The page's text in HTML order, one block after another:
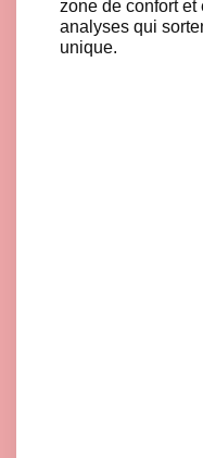
zone de confort et
analyses qui
unique.